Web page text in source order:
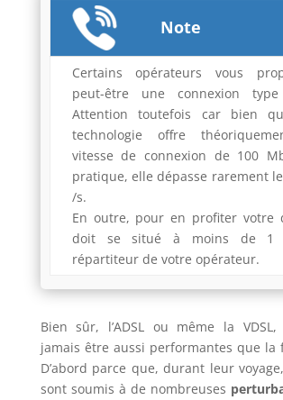
Note
Certains opérateurs vous
peut-être une connexion type
Attention toutefois car bien
technologie offre
vitesse de connexion de 100
pratique, elle dépasse rarement
/s.
En outre, pour en profiter votre
doit se situé à moins de 1
répartiteur de votre opérateur.
Bien sûr, l’ADSL ou même la
jamais être aussi performantes que la
D’abord parce que, durant leur
sont soumis à de nombreuses